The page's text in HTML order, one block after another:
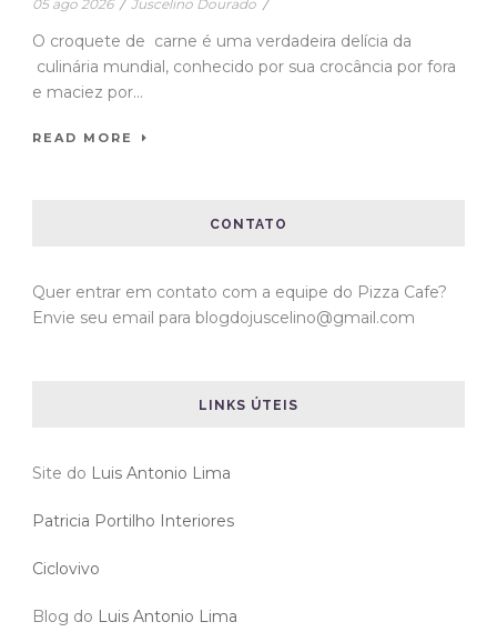
05 ago 2026 / Juscelino Dourado /
O croquete de carne é uma verdadeira delícia da
culinária mundial, conhecido por sua crocância por fora
e maciez por...
READ MORE
CONTATO
Quer entrar em contato com a equipe do Pizza Cafe?
Envie seu email para blogdojuscelino@gmail.com
LINKS ÚTEIS
Site do Luis Antonio Lima
Patricia Portilho Interiores
Ciclovivo
Blog do Luis Antonio Lima